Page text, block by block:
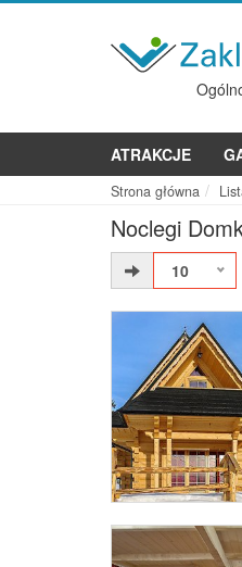
ATRAKCJE
Strona główna
Noclegi
10